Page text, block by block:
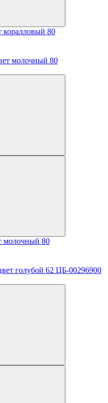
коралловый 80
молочный 80